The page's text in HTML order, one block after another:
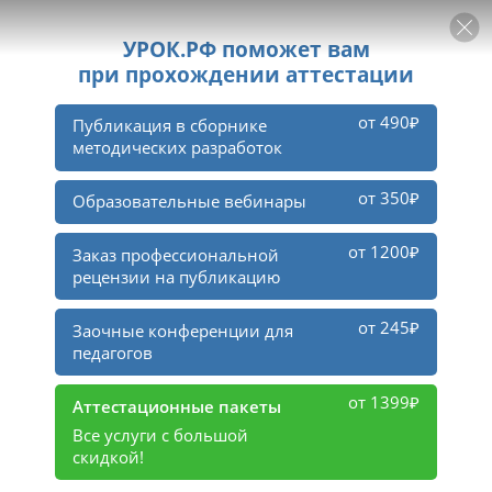
УРОК Войти
Бесплатный конкурс
Всероссийский конкурс для
педагогов на лучший шаблон
образовательной презентации (I)
7 комментариев 97 участников
Использование информационных технологий повышают
интерес учащихся к обучению, эффективность и качество
образования, облегчают труд педагога. Поэтому учителя
часто прибегают к млуьтимедийным технологиям,
особенно к презентациям. Но! Оформление презентации
(подбор фона, картинок, музыки, шрифта заголовка,
подзаголовка, основного текста) требует много времени.